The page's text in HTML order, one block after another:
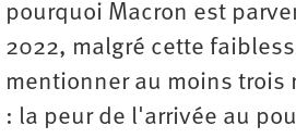
pourquoi Macron est
2022, malgré cette
mentionner au moins trois
: la peur de l'arrivée au